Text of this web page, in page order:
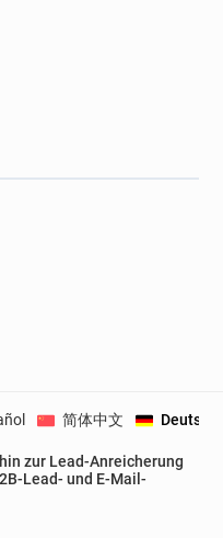
zur Lead-Anreicherung
Lead- und E-Mail-
简体中文 Deutsch